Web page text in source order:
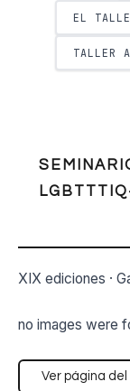
EL
TALLER
XIX ediciones ·
no images were
Ver página